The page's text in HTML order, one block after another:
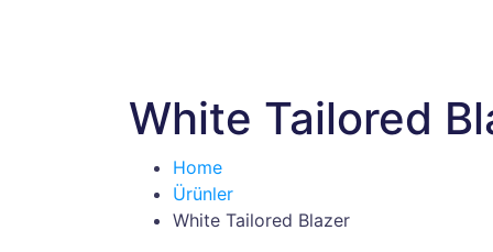
White Tailored
Home
Ürünler
White Tailored Blazer